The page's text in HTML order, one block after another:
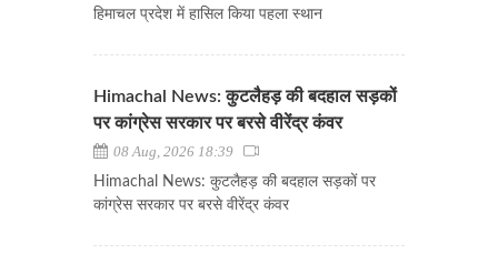
हिमाचल प्रदेश में हासिल किया पहला स्थान
Himachal News: कुटलैहड़ की बदहाल सड़कों
पर कांग्रेस सरकार पर बरसे वीरेंद्र कंवर
08 Aug, 2026 18:39
Himachal News: कुटलैहड़ की बदहाल सड़कों पर
कांग्रेस सरकार पर बरसे वीरेंद्र कंवर